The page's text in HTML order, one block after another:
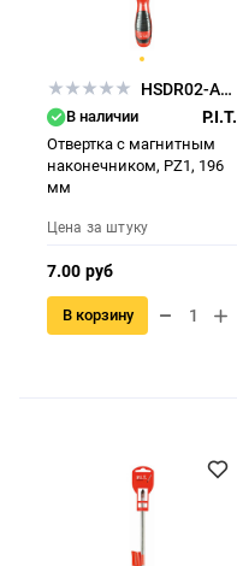
HSDR02-APZ1
В наличии P.I.T.
Отвертка с магнитным
наконечником, РZ1, 196
мм
Цена за штуку
7.00 руб
В корзину